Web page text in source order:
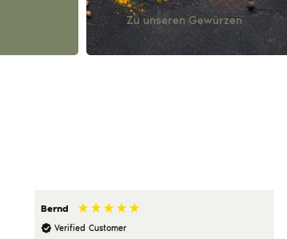
Zu unseren Gewürzen
Bernd
Verified Customer